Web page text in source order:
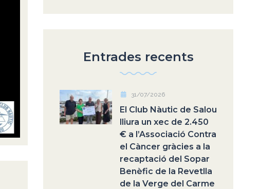
Entrades recents
31/07/2026
El Club Nàutic de Salou
lliura un xec de 2.450
€ a l’Associació Contra
el Càncer gràcies a la
recaptació del Sopar
Benèfic de la Revetlla
de la Verge del Carme